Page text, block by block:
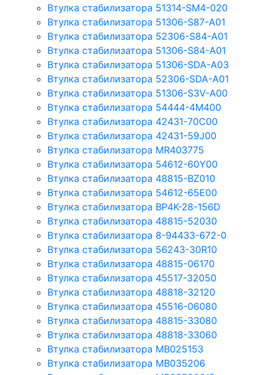
Втулка стабилизатора 51314-SM4-020
Втулка стабилизатора 51306-S87-A01
Втулка стабилизатора 52306-S84-A01
Втулка стабилизатора 51306-S84-A01
Втулка стабилизатора 51306-SDA-A03
Втулка стабилизатора 52306-SDA-A01
Втулка стабилизатора 51306-S3V-A00
Втулка стабилизатора 54444-4M400
Втулка стабилизатора 42431-70С00
Втулка стабилизатора 42431-59J00
Втулка стабилизатора MR403775
Втулка стабилизатора 54612-60Y00
Втулка стабилизатора 48815-BZ010
Втулка стабилизатора 54612-65Е00
Втулка стабилизатора BP4K-28-156D
Втулка стабилизатора 48815-52030
Втулка стабилизатора 8-94433-672-0
Втулка стабилизатора 56243-30R10
Втулка стабилизатора 48815-06170
Втулка стабилизатора 45517-32050
Втулка стабилизатора 48818-32120
Втулка стабилизатора 45516-06080
Втулка стабилизатора 48815-33080
Втулка стабилизатора 48818-33060
Втулка стабилизатора MB025153
Втулка стабилизатора MB035206